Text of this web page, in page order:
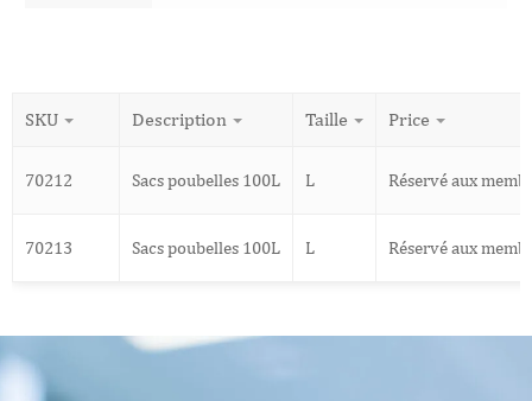
SKU Description Taille Price
70212 Sacs poubelles 100L L Réservé aux
70213 Sacs poubelles 100L L Réservé aux